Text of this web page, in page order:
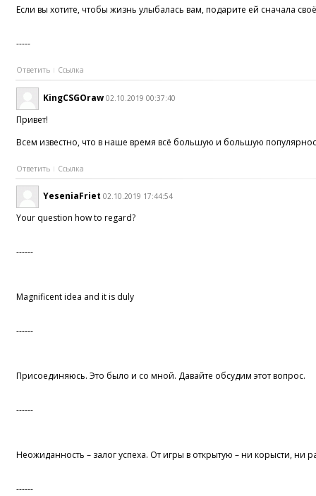
Если вы хотите, чтобы жизнь улыбалась вам, подарите ей сначала
-----
Ответить Ссылка
KingCSGOraw 02.10.2019 00:37:40
Привет!
Всем известно, что в наше время всё большую и большую
Ответить Ссылка
YeseniaFriet 02.10.2019 17:44:54
Your question how to regard?
------
Magnificent idea and it is duly
------
Присоединяюсь. Это было и со мной. Давайте обсудим этот вопрос.
------
Неожиданность – залог успеха. От игры в открытую – ни корысти, ни
------